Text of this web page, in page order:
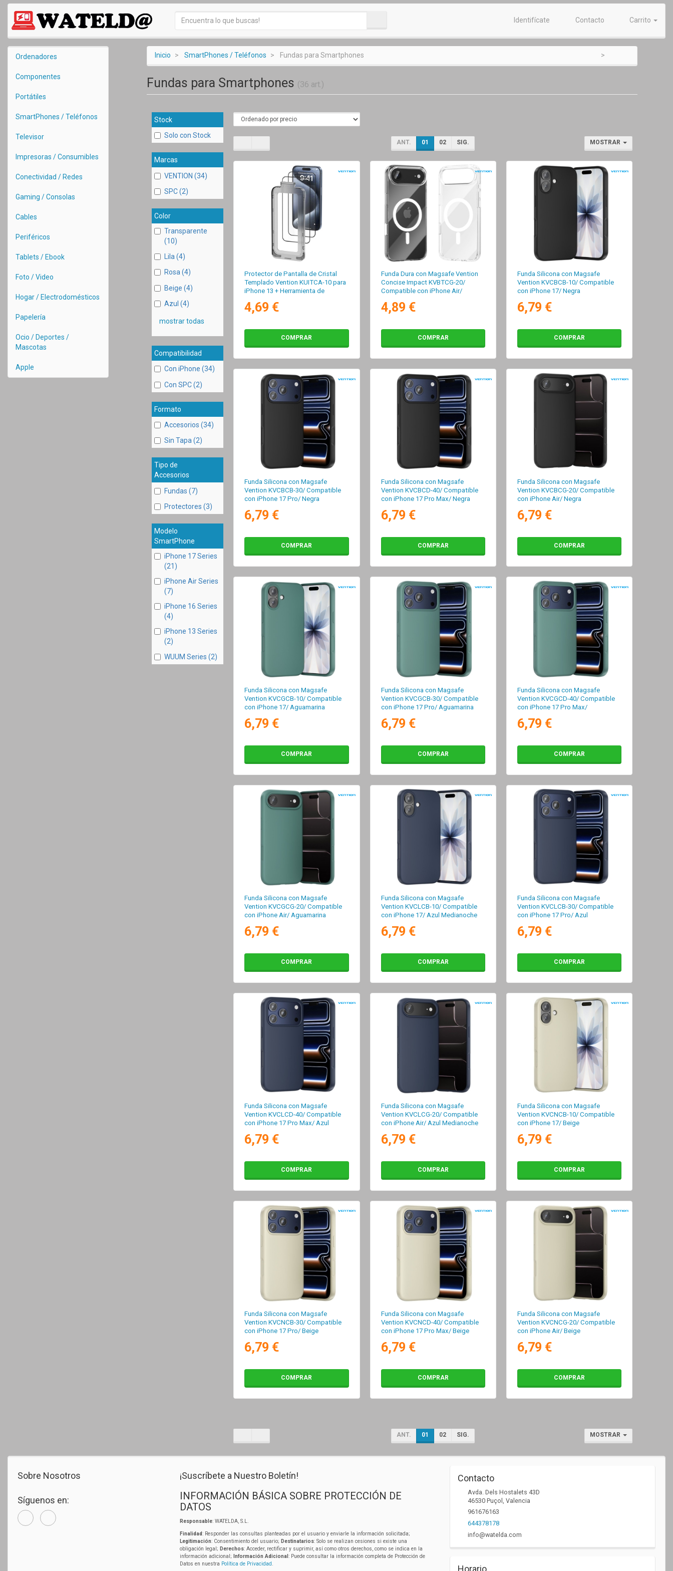
Identifícate Contacto Carrito
Ordenadores
Componentes
Portátiles
SmartPhones / Teléfonos
Televisor
Impresoras / Consumibles
Conectividad / Redes
Gaming / Consolas
Cables
Periféricos
Tablets / Ebook
Foto / Video
Hogar / Electrodomésticos
Papelería
Ocio / Deportes /
Mascotas
Apple
Inicio SmartPhones / Teléfonos Fundas para Smartphones
Fundas para Smartphones (36 art.)
Stock
Solo con Stock
Marcas
VENTION (34)
SPC (2)
Color
Transparente
(10)
Lila (4)
Rosa (4)
Beige (4)
Azul (4)
mostrar todas
Compatibilidad
Con iPhone (34)
Con SPC (2)
Formato
Accesorios (34)
Sin Tapa (2)
Tipo de
Accesorios
Fundas (7)
Protectores (3)
Modelo
SmartPhone
iPhone 17 Series
(21)
iPhone Air Series
(7)
iPhone 16 Series
(4)
iPhone 13 Series
(2)
WUUM Series (2)
ANT. 01 02 SIG. MOSTRAR
Protector de Pantalla de Cristal
Templado Vention KUITCA-10 para
iPhone 13 + Herramienta de
4,69 €
COMPRAR
Funda Dura con Magsafe Vention
Concise Impact KVBTCG-20/
Compatible con iPhone Air/
4,89 €
COMPRAR
Funda Silicona con Magsafe
Vention KVCBCB-10/ Compatible
con iPhone 17/ Negra
6,79 €
COMPRAR
Funda Silicona con Magsafe
Vention KVCBCB-30/ Compatible
con iPhone 17 Pro/ Negra
6,79 €
COMPRAR
Funda Silicona con Magsafe
Vention KVCBCD-40/ Compatible
con iPhone 17 Pro Max/ Negra
6,79 €
COMPRAR
Funda Silicona con Magsafe
Vention KVCBCG-20/ Compatible
con iPhone Air/ Negra
6,79 €
COMPRAR
Funda Silicona con Magsafe
Vention KVCGCB-10/ Compatible
con iPhone 17/ Aguamarina
6,79 €
COMPRAR
Funda Silicona con Magsafe
Vention KVCGCB-30/ Compatible
con iPhone 17 Pro/ Aguamarina
6,79 €
COMPRAR
Funda Silicona con Magsafe
Vention KVCGCD-40/ Compatible
con iPhone 17 Pro Max/
6,79 €
COMPRAR
Funda Silicona con Magsafe
Vention KVCGCG-20/ Compatible
con iPhone Air/ Aguamarina
6,79 €
COMPRAR
Funda Silicona con Magsafe
Vention KVCLCB-10/ Compatible
con iPhone 17/ Azul Medianoche
6,79 €
COMPRAR
Funda Silicona con Magsafe
Vention KVCLCB-30/ Compatible
con iPhone 17 Pro/ Azul
6,79 €
COMPRAR
Funda Silicona con Magsafe
Vention KVCLCD-40/ Compatible
con iPhone 17 Pro Max/ Azul
6,79 €
COMPRAR
Funda Silicona con Magsafe
Vention KVCLCG-20/ Compatible
con iPhone Air/ Azul Medianoche
6,79 €
COMPRAR
Funda Silicona con Magsafe
Vention KVCNCB-10/ Compatible
con iPhone 17/ Beige
6,79 €
COMPRAR
Funda Silicona con Magsafe
Vention KVCNCB-30/ Compatible
con iPhone 17 Pro/ Beige
6,79 €
COMPRAR
Funda Silicona con Magsafe
Vention KVCNCD-40/ Compatible
con iPhone 17 Pro Max/ Beige
6,79 €
COMPRAR
Funda Silicona con Magsafe
Vention KVCNCG-20/ Compatible
con iPhone Air/ Beige
6,79 €
COMPRAR
ANT. 01 02 SIG. MOSTRAR
Sobre Nosotros
Síguenos en:
¡Suscríbete a Nuestro Boletín!
INFORMACIÓN BÁSICA SOBRE PROTECCIÓN DE
DATOS
Responsable: WATELDA, S.L.
Finalidad: Responder las consultas planteadas por el usuario y enviarle la información solicitada;
Legitimación: Consentimiento del usuario; Destinatarios: Solo se realizan cesiones si existe una
obligación legal; Derechos: Acceder, rectificar y suprimir, así como otros derechos, como se indica en la
información adicional;
Información Adicional : Puede consultar la información completa de Protección de
Datos en nuestra Política de Privacidad
Contacto
Avda. Dels Hostalets 43D
46530 Puçol , Valencia
961676163
644378178
info@watelda.com
Horario